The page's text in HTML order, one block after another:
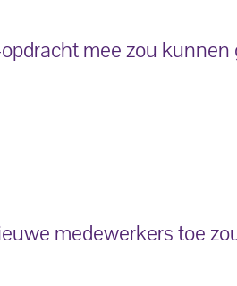
mee zou kunnen
medewerkers toe